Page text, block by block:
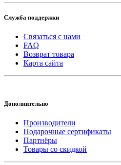
Служба поддержки
Связаться с нами
FAQ
Возврат товара
Карта сайта
Дополнительно
Производители
Подарочные сертификаты
Партнёры
Товары со скидкой